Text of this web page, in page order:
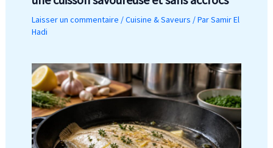
Laisser un commentaire /Cuisine & Saveurs / ParSamir El
Hadi